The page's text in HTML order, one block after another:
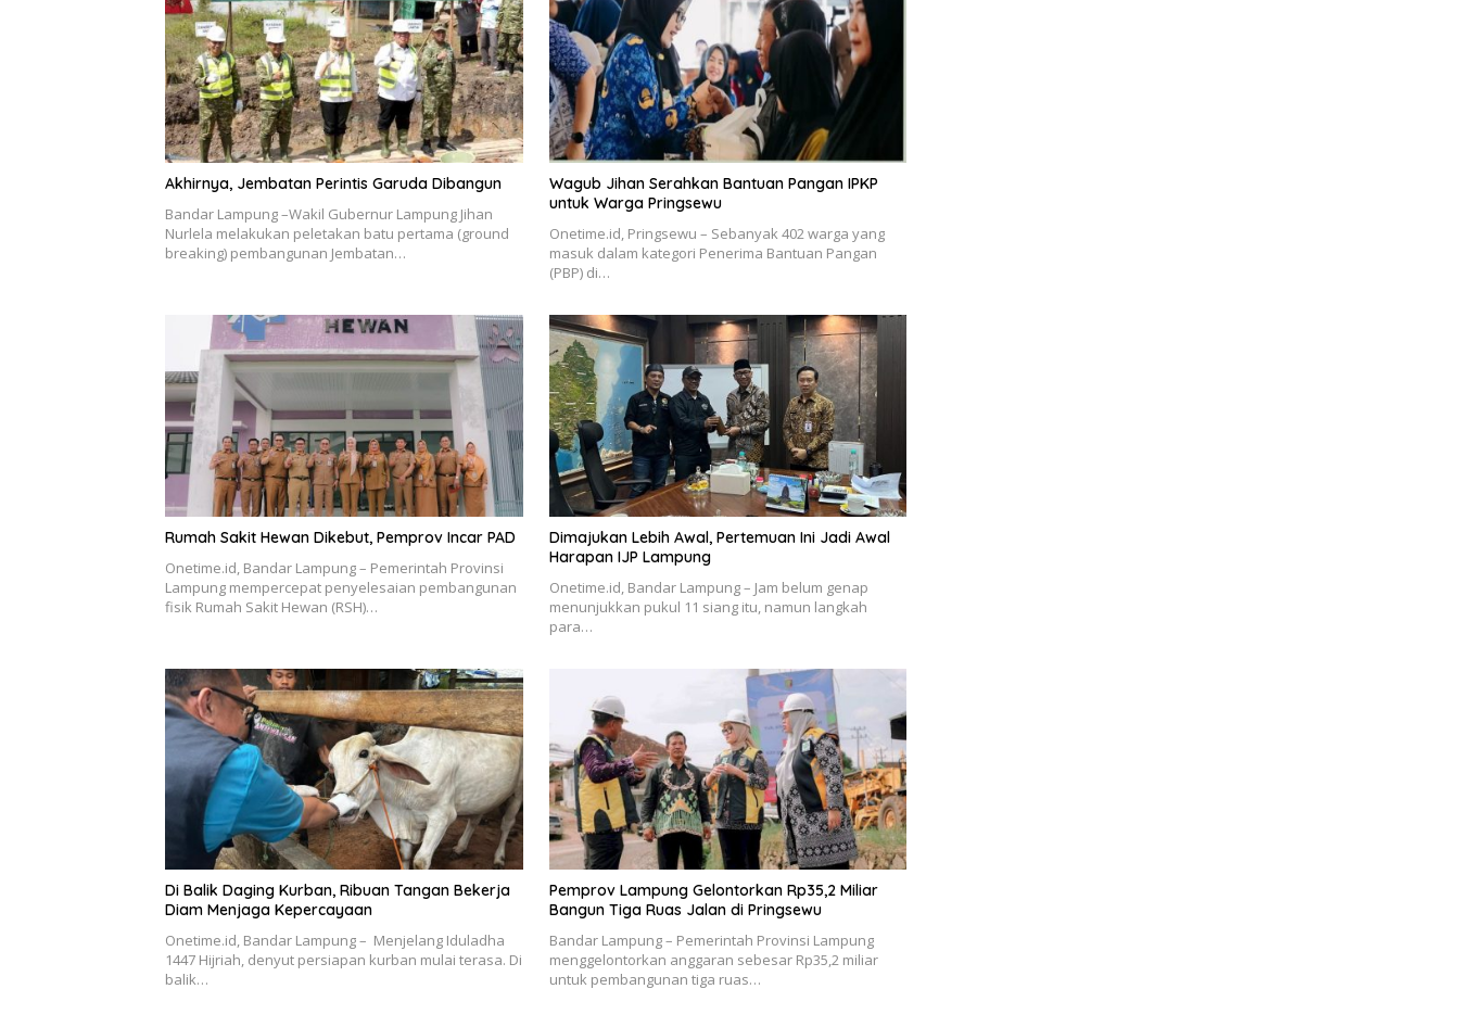
Akhirnya, Jembatan Perintis Garuda Dibangun
Bandar Lampung –Wakil Gubernur Lampung Jihan
Nurlela melakukan peletakan batu pertama (ground
breaking) pembangunan Jembatan…
Wagub Jihan Serahkan Bantuan Pangan IPKP
untuk Warga Pringsewu
Onetime.id, Pringsewu – Sebanyak 402 warga yang
masuk dalam kategori Penerima Bantuan Pangan
(PBP) di…
Rumah Sakit Hewan Dikebut, Pemprov Incar PAD
Onetime.id, Bandar Lampung – Pemerintah Provinsi
Lampung mempercepat penyelesaian pembangunan
fisik Rumah Sakit Hewan (RSH)…
Dimajukan Lebih Awal, Pertemuan Ini Jadi Awal
Harapan IJP Lampung
Onetime.id, Bandar Lampung – Jam belum genap
menunjukkan pukul 11 siang itu, namun langkah
para…
Di Balik Daging Kurban, Ribuan Tangan Bekerja
Diam Menjaga Kepercayaan
Onetime.id, Bandar Lampung – Menjelang Iduladha
1447 Hijriah, denyut persiapan kurban mulai terasa. Di
balik…
Pemprov Lampung Gelontorkan Rp35,2 Miliar
Bangun Tiga Ruas Jalan di Pringsewu
Bandar Lampung – Pemerintah Provinsi Lampung
menggelontorkan anggaran sebesar Rp35,2 miliar
untuk pembangunan tiga ruas…